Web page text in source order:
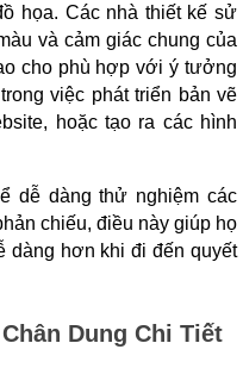
họa. Các nhà thiết kế sử
và cảm giác chung của
cho phù hợp với ý tưởng
việc phát triển bản vẽ
hoặc tạo ra các hình
dễ dàng thử nghiệm các
chiếu, điều này giúp họ
dàng hơn khi đi đến quyết
Dung Chi Tiết